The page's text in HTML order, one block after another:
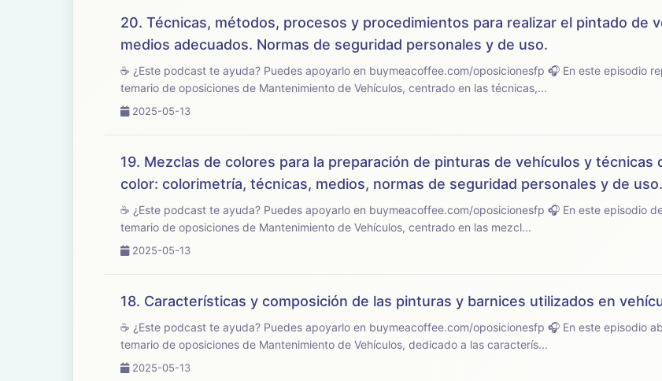
20. Técnicas, métodos, procesos y procedimientos para realizar el pintado de
medios adecuados. Normas de seguridad personales y de uso.
☕ ¿Este podcast te ayuda? Puedes apoyarlo en buymeacoffee.com/oposicionesfp 🎧 En este episodio repasamos el tema 20 del
temario de oposiciones de Mantenimiento de Vehículos, centrado en las técnicas,...
2025-05-13
19. Mezclas de colores para la preparación de pinturas de vehículos y técnicas
color: colorimetría, técnicas, medios, normas de seguridad personales y de uso.
☕ ¿Este podcast te ayuda? Puedes apoyarlo en buymeacoffee.com/oposicionesfp 🎧 En este episodio desarrollamos el tema 19 del
temario de oposiciones de Mantenimiento de Vehículos, centrado en las mezcl...
2025-05-13
18. Características y composición de las pinturas y barnices utilizados en
☕ ¿Este podcast te ayuda? Puedes apoyarlo en buymeacoffee.com/oposicionesfp 🎧 En este episodio abordamos el tema 18 del
temario de oposiciones de Mantenimiento de Vehículos, dedicado a las caracterís...
2025-05-13